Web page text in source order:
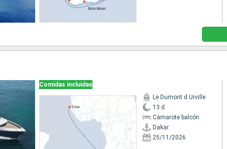
Comidas incluidas
Le Dumont d Urville
13 d
Camarote balcón
Dakar
25/11/2026